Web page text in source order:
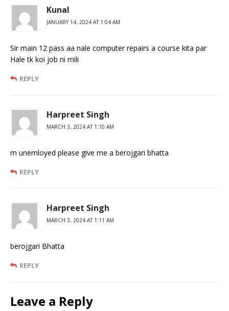
Kunal
JANUARY 14, 2024 AT 1:04 AM
Sir main 12 pass aa nale computer repairs a course kita par
Hale tk koi job ni mili
REPLY
Harpreet Singh
MARCH 3, 2024 AT 1:10 AM
m unemloyed please give me a berojgari bhatta
REPLY
Harpreet Singh
MARCH 3, 2024 AT 1:11 AM
berojgari Bhatta
REPLY
Leave a Reply